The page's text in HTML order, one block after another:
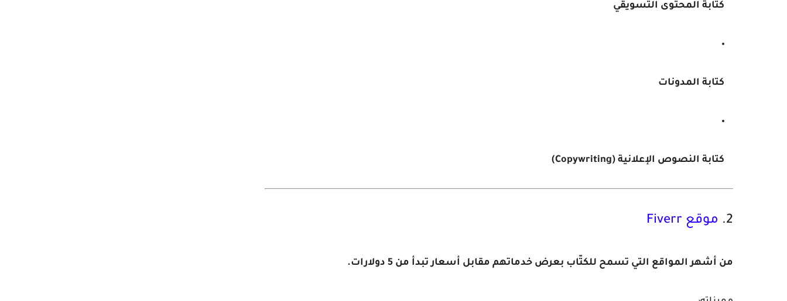
كتابة المحتوى التسويقي
كتابة المدونات
كتابة النصوص الإعلانية (Copywriting)
2. موقع Fiverr
من أشهر المواقع التي تسمح للكتّاب بعرض خدماتهم مقابل أسعار تبدأ من 5 دولارات.